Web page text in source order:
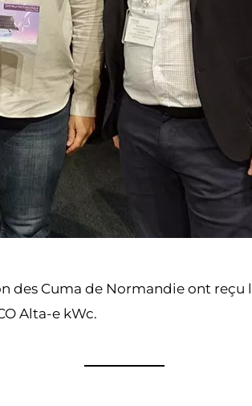
des Cuma de Normandie ont
Alta-e kWc.